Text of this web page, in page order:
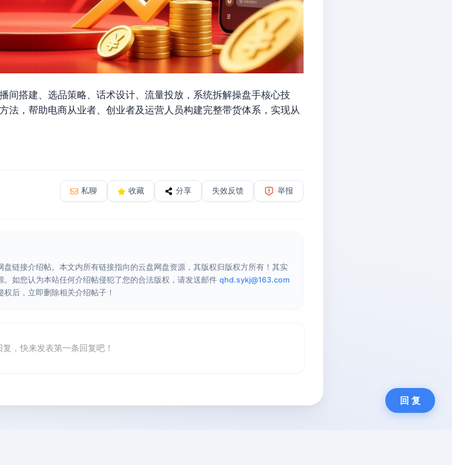
间搭建、选品策略、话术设计、流量投放，系统拆解操盘手核心技
法，帮助电商从业者、创业者及运营人员构建完整带货体系，实现从
私聊 收藏 分享 失效反馈 举报
链接介绍帖。本文内所有链接指向的云盘网盘资源，其版权归版权方所有！其实
如您认为本站任何介绍帖侵犯了您的合法版权，请发送邮件 qhd.sykj@163.com
后，立即删除相关介绍帖子！
复，快来发表第一条回复吧！
回 复